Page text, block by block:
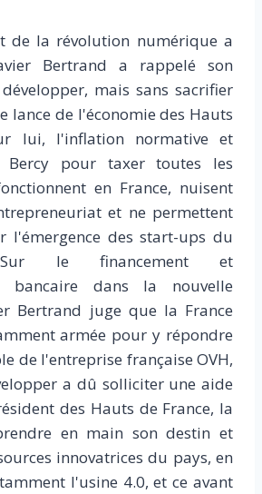
de la révolution numérique a
Bertrand a rappelé son
mais sans sacrifier
lance de l'économie des Hauts
lui, l'inflation normative et
Bercy pour taxer toutes les
en France, nuisent
et ne permettent
l'émergence des start-ups du
Sur le financement et
bancaire dans la nouvelle
Bertrand juge que la France
armée pour y répondre
de l'entreprise française OVH,
a dû solliciter une aide
des Hauts de France, la
en main son destin et
innovatrices du pays, en
l'usine 4.0, et ce avant